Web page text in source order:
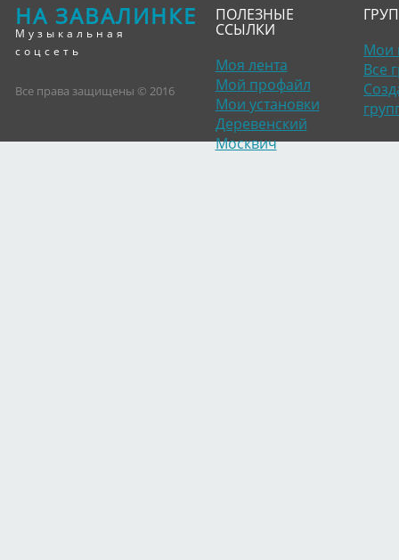
НА ЗАВАЛИНКЕ
Музыкальная
соцсеть
Все права защищены © 2016
ПОЛЕЗНЫЕ
ССЫЛКИ
Моя лента
Мой профайл
Мои установки
Деревенский
Москвич
Мои
Все